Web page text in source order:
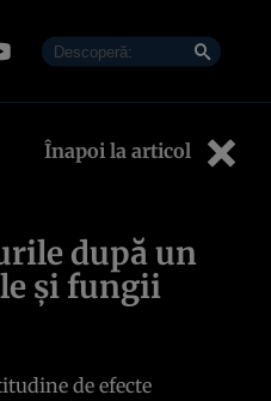
Înapoi la articol
după un
și fungii
de efecte